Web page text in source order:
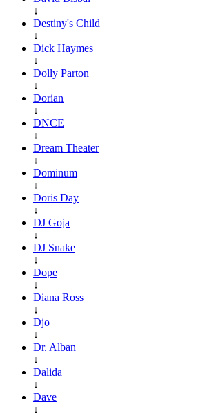
↓
Destiny's Child
↓
Dick Haymes
↓
Dolly Parton
↓
Dorian
↓
DNCE
↓
Dream Theater
↓
Dominum
↓
Doris Day
↓
DJ Goja
↓
DJ Snake
↓
Dope
↓
Diana Ross
↓
Djo
↓
Dr. Alban
↓
Dalida
↓
Dave
↓